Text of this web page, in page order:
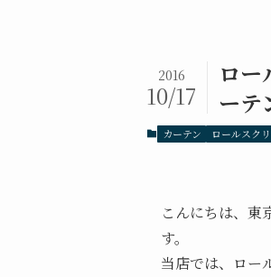
ロー
ーテ
2016
10/17
カーテン ロールスク
こんにちは、東
す。
当店では、ロー